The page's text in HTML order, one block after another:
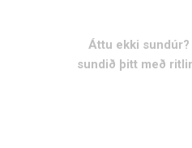
Áttu ekki
sundið þitt með